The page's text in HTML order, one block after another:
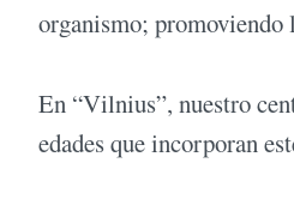
organismo;
En “Vilnius”, nuestro
edades que incorporan